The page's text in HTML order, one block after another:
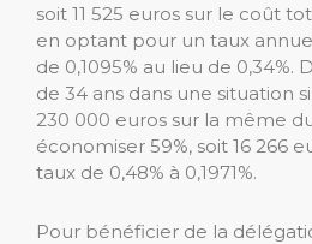
soit 11 525 euros sur le coût
en optant pour un taux
de 0,1095% au lieu de 0,34%.
de 34 ans dans une situation
230 000 euros sur la même
économiser 59%, soit 16 266
taux de 0,48% à 0,1971%.
Pour bénéficier de la